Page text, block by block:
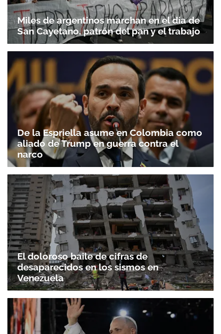
Miles de argentinos marchan en el día de
San Cayetano, patrón del pan y el trabajo
De la Espriella asume en Colombia como
aliado de Trump en guerra contra el
narco
El doloroso baile de cifras de
desaparecidos en los sismos en
Venezuela